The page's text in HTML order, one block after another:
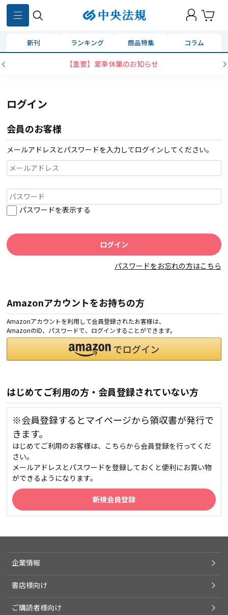
新刊 ランキング 商品特集 コラム
【重要】夏季休業のお知らせ
ログイン
会員のお客様
メールアドレスとパスワードを入力してログインしてください。
パスワードを表示する
パスワードをお忘れの方はこちら
Amazonアカウントをお持ちの方
Amazonアカウントを利用して会員登録されたお客様は、
AmazonのID、パスワードで、ログインすることができます。
はじめてご利用の方・会員登録されていない方
※会員登録するとマイページから領収書が発行で
きます。
はじめてご利用のお客様は、こちらから会員登録を行ってくだ
さい。
メールアドレスとパスワードを登録しておくと便利にお買い物
ができるようになります。
企業情報
書店様向け
ご購読者様向け